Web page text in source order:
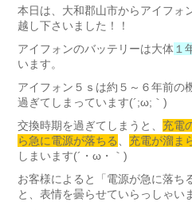
本日は、大和郡山市からアイフォ
越し下さいました！！
アイフォンのバッテリーは大体１
います。
アイフォン５ｓは約５～６年前の
過ぎてしまっています(´;ω;｀)
交換時期を過ぎてしまうと、 充電
ら急に電源が落ちる
充電が溜ま
しまいます(´・ω・｀)
お客様によると「電源が急に落ち
と、表情を曇らせていらっしゃい